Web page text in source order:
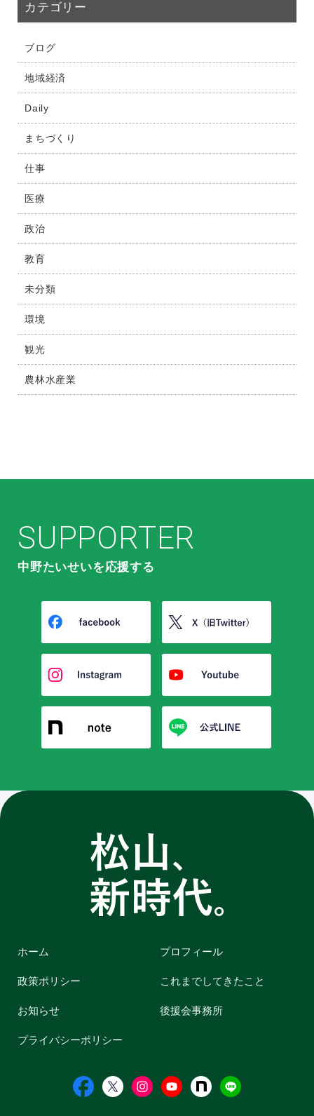
カテゴリー
ブログ
地域経済
Daily
まちづくり
仕事
医療
政治
教育
未分類
環境
観光
農林水産業
SUPPORTER
中野たいせいを応援する
ホーム プロフィール
政策ポリシー これまでしてきたこと
お知らせ 後援会事務所
プライバシーポリシー